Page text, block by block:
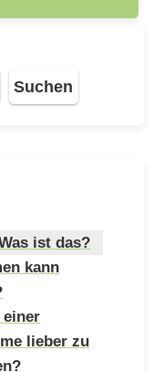
Suchen
ist das?
kann
einer
lieber zu